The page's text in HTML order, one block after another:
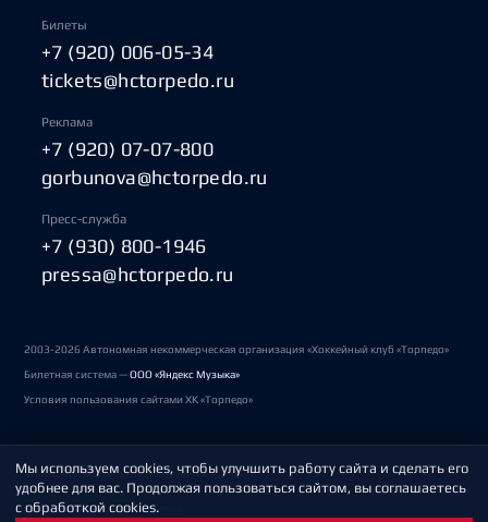
Билеты
+7 (920) 006-05-34
tickets@hctorpedo.ru
Реклама
+7 (920) 07-07-800
gorbunova@hctorpedo.ru
Пресс-служба
+7 (930) 800-1946
pressa@hctorpedo.ru
2003-2026 Автономная некоммерческая организация «Хоккейный клуб «Торпедо»
Билетная система —ООО «Яндекс Музыка»
Условия пользования сайтами ХК «Торпедо»
Политика обработки персональных данных
Пользовательское соглашение
Мы используем cookies, чтобы улучшить работу сайта и сделать его
удобнее для вас. Продолжая пользоваться сайтом, вы соглашаетесь
с обработкой cookies.